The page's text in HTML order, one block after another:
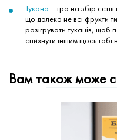
Тукано – гра на збір
що далеко не всі фрукти
розігрувати туканів, щоб
спихнути іншим щось
Вам також може